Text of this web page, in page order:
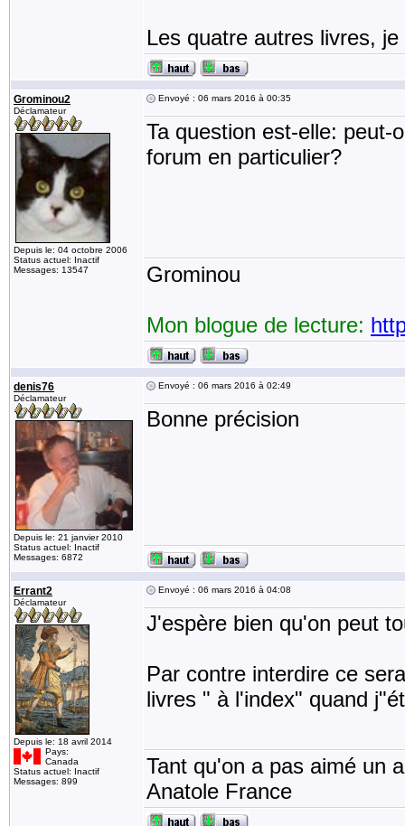
Les quatre autres livres,
Grominou2
Déclamateur
Depuis le: 04 octobre 2006
Status actuel: Inactif
Messages: 13547
Envoyé : 06 mars 2016 à 00:35
Ta question est-elle: peut-
forum en particulier?
Grominou
Mon blogue de lecture:
denis76
Déclamateur
Depuis le: 21 janvier 2010
Status actuel: Inactif
Messages: 6872
Envoyé : 06 mars 2016 à 02:49
Bonne précision
Errant2
Déclamateur
Depuis le: 18 avril 2014
Pays:
Canada
Status actuel: Inactif
Messages: 899
Envoyé : 06 mars 2016 à 04:08
J'espère bien qu'on peut
Par contre interdire ce
livres " à l'index" quand
Tant qu'on a pas aimé un
Anatole France